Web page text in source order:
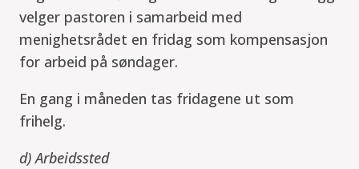
velger pastoren i samarbeid med
menighetsrådet en fridag som kompensasjon
for arbeid på søndager.
En gang i måneden tas fridagene ut som
frihelg.
d) Arbeidssted